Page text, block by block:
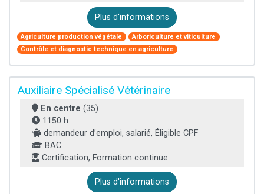
Plus d'informations
Agriculture production végétale
Arboriculture et viticulture
Contrôle et diagnostic technique en agriculture
Auxiliaire Spécialisé Vétérinaire
En centre (35)
1150 h
demandeur d’emploi, salarié, Éligible CPF
BAC
Certification, Formation continue
Plus d'informations